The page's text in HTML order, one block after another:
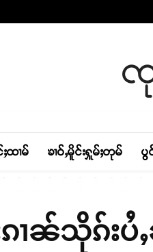
ၸု
ထၢမ် ၶၢဝ်ႇမိူင်းႁူမ်ႈတုမ် ပွ
ၵၢၼ်သိုၵ်းပႆ